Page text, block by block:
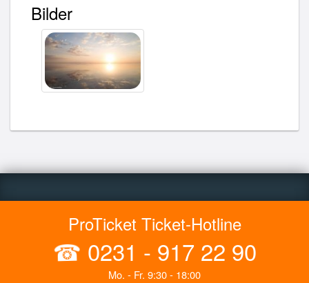
Bilder
ProTicket Ticket-Hotline
☎ 0231 - 917 22 90
Mo. - Fr. 9:30 - 18:00